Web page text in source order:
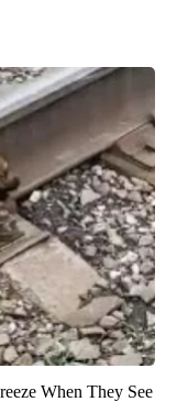
When They See